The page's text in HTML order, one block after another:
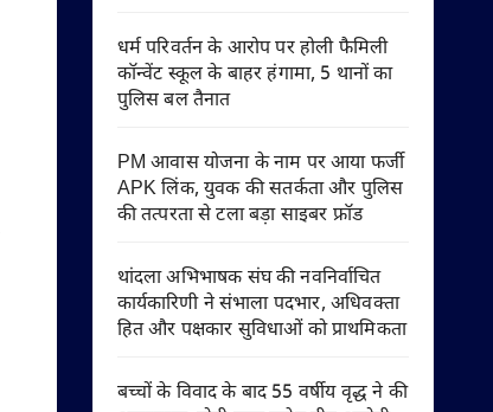
धर्म परिवर्तन के आरोप पर होली फैमिली
कॉन्वेंट स्कूल के बाहर हंगामा, 5 थानों का
पुलिस बल तैनात
PM आवास योजना के नाम पर आया फर्जी
APK लिंक, युवक की सतर्कता और पुलिस
की तत्परता से टला बड़ा साइबर फ्रॉड
थांदला अभिभाषक संघ की नवनिर्वाचित
कार्यकारिणी ने संभाला पदभार, अधिवक्ता
हित और पक्षकार सुविधाओं को प्राथमिकता
बच्चों के विवाद के बाद 55 वर्षीय वृद्ध ने की